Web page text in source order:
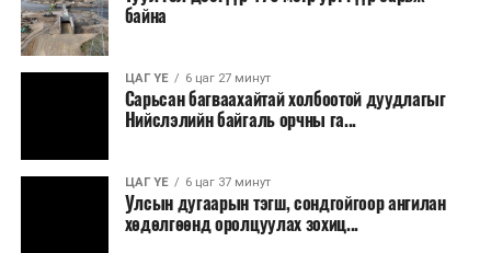
эсвэл тухайн компанитай өмнө нь гэрээний
харилцаатай бөгөөд шинэ үйлчилгээ санал болгож
буй тохиолдолд хориг үйлчлэхгүй. Иргэд
зөвшөөрөлгүй дуудлагын талаар төрийн цахим
хуудсаар мэдээлэх боломжтой.
Шинэ хууль Францын зах зээлд үйлчилдэг гадаадын
дуудлагын төвүүдэд нөлөөлөхөөр байна. Тухайлбал,
Мароккогийн дуудлагын төвүүдийн орлогын 80 гаруй
хувь Францын зах зээлээс бүрддэг бөгөөд тус улсын
байна
ЦАГ ҮЕ 6 цаг 27 минут
Сарьсан багваахайтай холбоотой дуудлагыг
Нийслэлийн байгаль орчны га...
ЦАГ ҮЕ 6 цаг 37 минут
Улсын дугаарын тэгш, сондгойгоор ангилан
хөдөлгөөнд оролцуулах зохиц...